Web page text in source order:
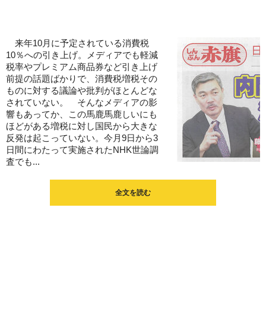
来年10月に予定されている消費税
10％への引き上げ。メディアでも軽減
税率やプレミアム商品券など引き上げ
前提の話題ばかりで、消費税増税その
ものに対する議論や批判がほとんどな
されていない。 そんなメディアの影
響もあってか、この馬鹿馬鹿しいにも
ほどがある増税に対し国民から大きな
反発は起こっていない。今月9日から3
日間にわたって実施されたNHK世論調
査でも...
全文を読む